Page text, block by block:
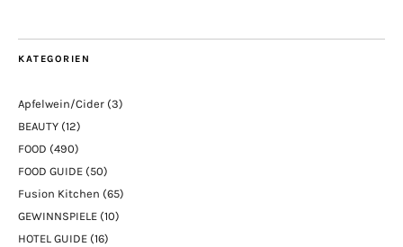
KATEGORIEN
Apfelwein/Cider (3)
BEAUTY (12)
FOOD (490)
FOOD GUIDE (50)
Fusion Kitchen (65)
GEWINNSPIELE (10)
HOTEL GUIDE (16)